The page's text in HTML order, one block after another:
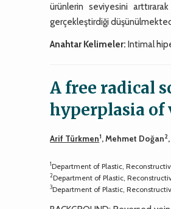
ürünlerin seviyesini
gerçekleştirdiği
Anahtar Kelimeler: Intimal
A free radical
hyperplasia of
Arif Türkmen1, Mehmet Doğan2
1Department of Plastic,
2Department of Plastic,
3Department of Plastic,